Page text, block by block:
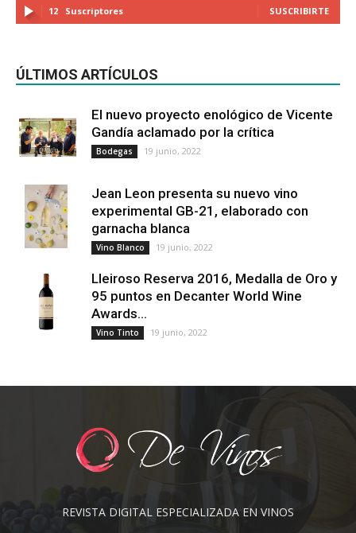
12 Suscriptores SUSCRIBIRTE
ÚLTIMOS ARTÍCULOS
El nuevo proyecto enológico de Vicente
Gandía aclamado por la crítica
Bodegas 19 junio, 2022
Jean Leon presenta su nuevo vino
experimental GB-21, elaborado con
garnacha blanca
Vino Blanco 19 junio, 2022
Lleiroso Reserva 2016, Medalla de Oro y
95 puntos en Decanter World Wine
Awards...
Vino Tinto 19 junio, 2022
REVISTA DIGITAL ESPECIALIZADA EN VINOS